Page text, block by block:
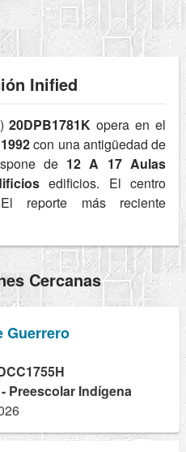
Inified
20DPB1781K opera en el
1992con una antigüedad de
de 12 A 17 Aulas
edificios. El centro
reporte más reciente
Cercanas
Guerrero
Preescolar Indígena